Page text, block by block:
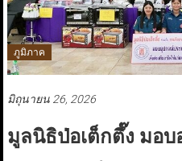
ภูมิภาค
มิถุนายน 26, 2026
มูลนิธิป่อเต็กตึ๊ง มอ